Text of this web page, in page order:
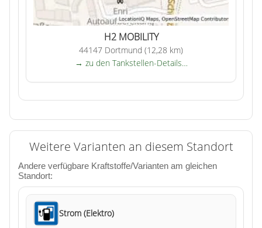
H2 MOBILITY
44147 Dortmund (12,28 km)
→ zu den Tankstellen-Details…
Weitere Varianten an diesem Standort
Andere verfügbare Kraftstoffe/Varianten am gleichen
Standort:
Strom (Elektro)